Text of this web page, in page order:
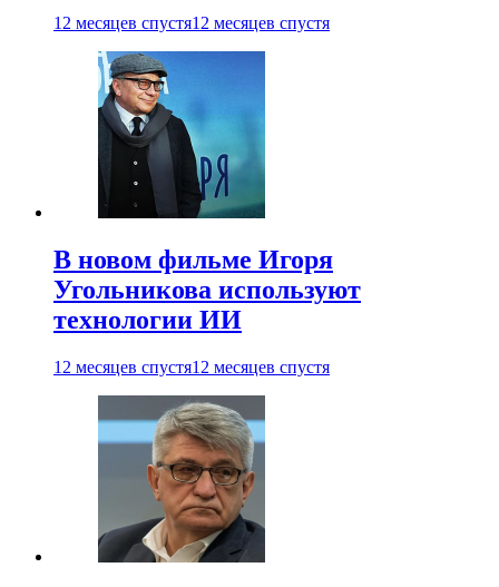
12 месяцев спустя12 месяцев спустя
В новом фильме Игоря
Угольникова используют
технологии ИИ
12 месяцев спустя12 месяцев спустя